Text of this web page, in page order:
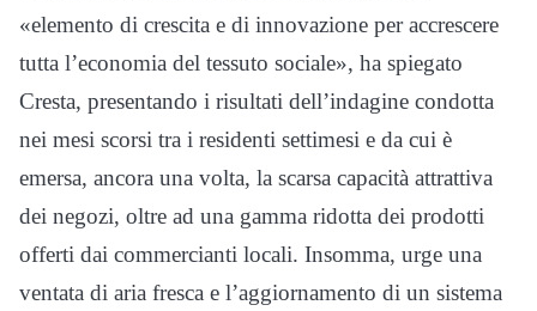
«elemento di crescita e di innovazione per accrescere
tutta l’economia del tessuto sociale», ha spiegato
Cresta, presentando i risultati dell’indagine condotta
nei mesi scorsi tra i residenti settimesi e da cui è
emersa, ancora una volta, la scarsa capacità attrattiva
dei negozi, oltre ad una gamma ridotta dei prodotti
offerti dai commercianti locali. Insomma, urge una
ventata di aria fresca e l’aggiornamento di un sistema